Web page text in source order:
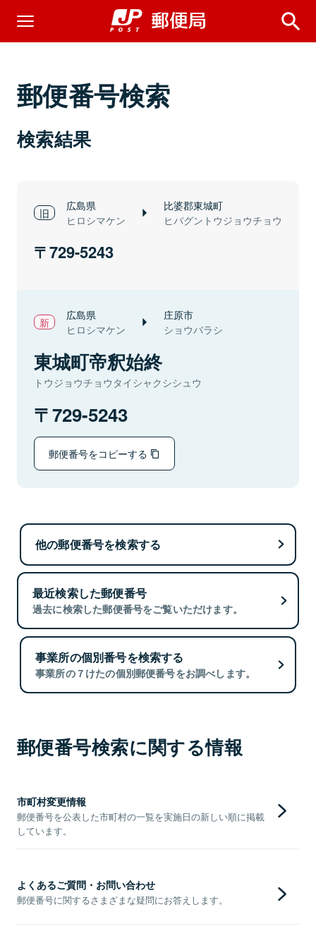
郵便番号検索
検索結果
広島県
ヒロシマケン
比婆郡東城町
ヒバグントウジョウチョウ
729-5243
広島県
ヒロシマケン
庄原市
ショウバラシ
東城町帝釈始終
トウジョウチョウタイシャクシシュウ
729-5243
郵便番号をコピーする
他の郵便番号を検索する
最近検索した郵便番号
過去に検索した郵便番号をご覧いただけます。
事業所の個別番号を検索する
事業所の７けたの個別郵便番号をお調べします。
郵便番号検索に関する情報
市町村変更情報
郵便番号を公表した市町村の一覧を実施日の新しい順に掲載
しています。
よくあるご質問・お問い合わせ
郵便番号に関するさまざまな疑問にお答えします。